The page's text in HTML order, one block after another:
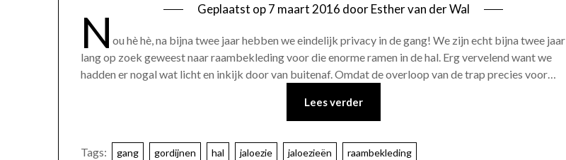
Geplaatst op7 maart 2016 doorEsther van der Wal
Nou hè hè, na bijna twee jaar hebben we eindelijk privacy in de gang! We zijn echt bijna twee jaar
lang op zoek geweest naar raambekleding voor die enorme ramen in de hal. Erg vervelend want we
hadden er nogal wat licht en inkijk door van buitenaf. Omdat de overloop van de trap precies voor…
Lees verder
Tags: gang gordijnen hal jaloezie jaloezieën raambekleding